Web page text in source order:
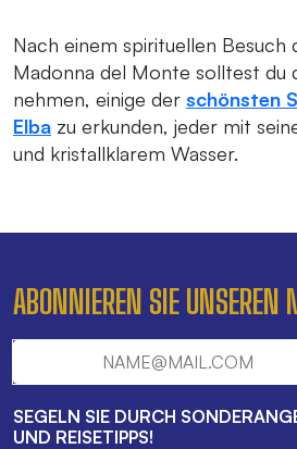
Nach einem spirituellen Besuch
Madonna del Monte solltest du
nehmen, einige der schönsten
Elba zu erkunden, jeder mit
und kristallklarem Wasser.
ABONNIEREN SIE UNSEREN
SEGELN SIE DURCH
UND REISETIPPS!